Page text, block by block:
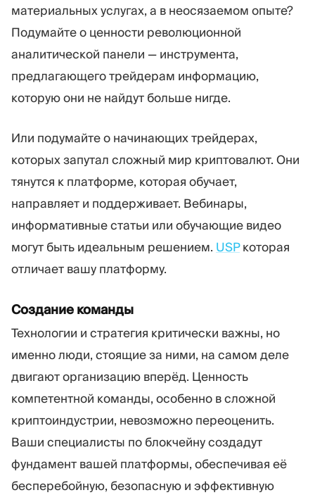
материальных услугах, а в неосязаемом опыте?
Подумайте о ценности революционной
аналитической панели — инструмента,
предлагающего трейдерам информацию,
которую они не найдут больше нигде.
Или подумайте о начинающих трейдерах,
которых запутал сложный мир криптовалют. Они
тянутся к платформе, которая обучает,
направляет и поддерживает. Вебинары,
информативные статьи или обучающие видео
могут быть идеальным решением. USPкоторая
отличает вашу платформу.
Создание команды
Технологии и стратегия критически важны, но
именно люди, стоящие за ними, на самом деле
двигают организацию вперёд. Ценность
компетентной команды, особенно в сложной
криптоиндустрии, невозможно переоценить.
Ваши специалисты по блокчейну создадут
фундамент вашей платформы, обеспечивая её
бесперебойную, безопасную и эффективную